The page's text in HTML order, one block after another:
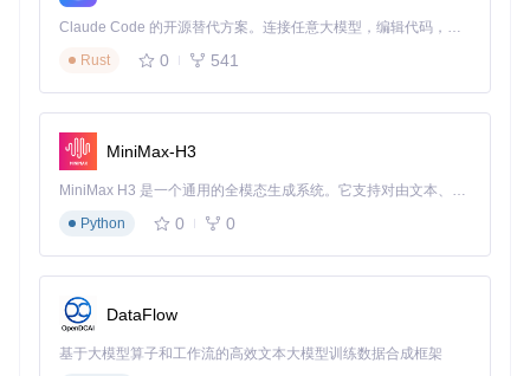
错误分析
要求不符。
检查插件配置文件完整性：
cat
重新生成TypeScript配置：
cp tsconfig.json tsconfig.bak
更新框架核心插件：
重启Cocos Creator并清理缓存：
Claude Code 的开源替代方案。连接任意大模型，编辑代码，运行命令，自动验证 — 全自动执行。用 Rust 构建，极致性能。 ｜ An open-source alternative to Claude Code. Connect any LLM, edit code, run commands, and verify changes — autonomously. Built in Rust for speed. Get Started
Rust
0 541
MiniMax-H3
MiniMax H3 是一个通用的全模态生成系统。它支持对由文本、图像、视频和音频组成的多模态上下文进行统一理解，并能生成分辨率高达 2K、时长可达 15 秒的带原生立体声音频的视频。得益于面向任务泛化的系统设计，H3 在预训练阶段就已具备广泛的多模态上下文理解与生成能力，能够出色地执行复杂的多模态指令。
Python
0 0
DataFlow
基于大模型算子和工作流的高效文本大模型训练数据合成框架